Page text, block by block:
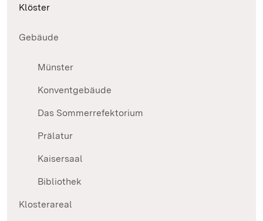
Klöster
Gebäude
Münster
Konventgebäude
Das Sommerrefektorium
Prälatur
Kaisersaal
Bibliothek
Klosterareal